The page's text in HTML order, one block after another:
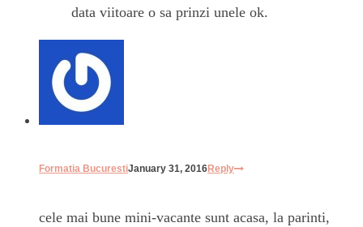
data viitoare o sa prinzi unele ok.
Formatia BucurestiJanuary 31, 2016Reply
cele mai bune mini-vacante sunt acasa, la parinti,